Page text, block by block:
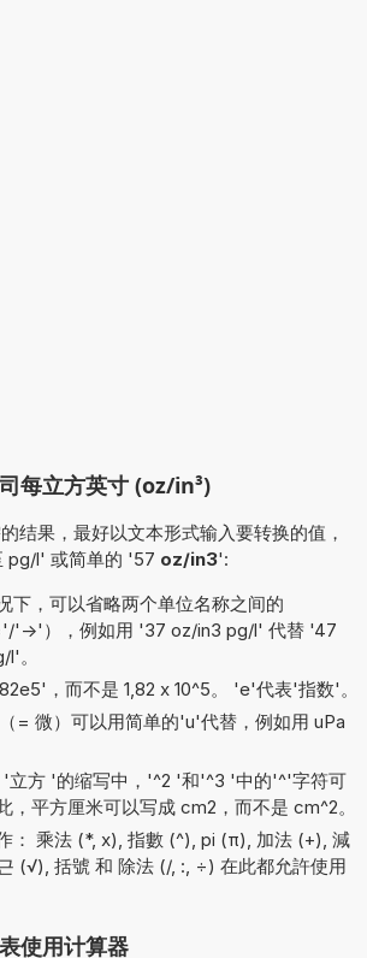
每立方英寸 (oz/in³)
结果，最好以文本形式输入要转换的值，
pg/l' 或简单的 '57 oz/in3':
下，可以省略两个单位名称之间的
'->'），例如用 '37 oz/in3 pg/l' 代替 '47
。
，而不是 1,82 x 10^5。 'e'代表'指数'。
= 微）可以用简单的'u'代替，例如用 uPa
立方 '的缩写中，'^2 '和'^3 '中的'^'字符可
，平方厘米可以写成 cm2，而不是 cm^2。
： 乘法 (*, x), 指數 (^), pi (π), 加法 (+), 減
(√), 括號 和 除法 (/, :, ÷) 在此都允許使用
使用计算器